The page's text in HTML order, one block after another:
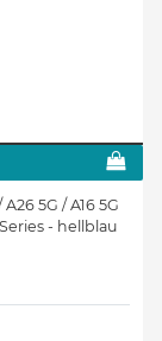
5G / A16 5G
- hellblau